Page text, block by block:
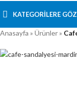
KATEGORILERE
Anasayfa » Ürünler»